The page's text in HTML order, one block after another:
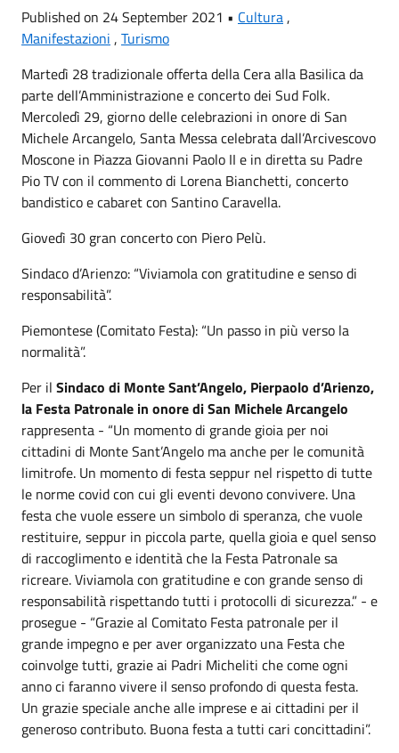
Published on 24 September 2021 • Cultura,
Manifestazioni , Turismo
Martedì 28 tradizionale offerta della Cera alla Basilica da
parte dell’Amministrazione e concerto dei Sud Folk.
Mercoledì 29, giorno delle celebrazioni in onore di San
Michele Arcangelo, Santa Messa celebrata dall’Arcivescovo
Moscone in Piazza Giovanni Paolo II e in diretta su Padre
Pio TV con il commento di Lorena Bianchetti, concerto
bandistico e cabaret con Santino Caravella.
Giovedì 30 gran concerto con Piero Pelù.
Sindaco d’Arienzo: “Viviamola con gratitudine e senso di
responsabilità”.
Piemontese (Comitato Festa): “Un passo in più verso la
normalità”.
Per il Sindaco di Monte Sant’Angelo, Pierpaolo d’Arienzo,
la Festa Patronale in onore di San Michele Arcangelo
rappresenta - “Un momento di grande gioia per noi
cittadini di Monte Sant’Angelo ma anche per le comunità
limitrofe. Un momento di festa seppur nel rispetto di tutte
le norme covid con cui gli eventi devono convivere. Una
festa che vuole essere un simbolo di speranza, che vuole
restituire, seppur in piccola parte, quella gioia e quel senso
di raccoglimento e identità che la Festa Patronale sa
ricreare. Viviamola con gratitudine e con grande senso di
responsabilità rispettando tutti i protocolli di sicurezza.” - e
prosegue - “Grazie al Comitato Festa patronale per il
grande impegno e per aver organizzato una Festa che
coinvolge tutti, grazie ai Padri Micheliti che come ogni
anno ci faranno vivere il senso profondo di questa festa.
Un grazie speciale anche alle imprese e ai cittadini per il
generoso contributo. Buona festa a tutti cari concittadini”.